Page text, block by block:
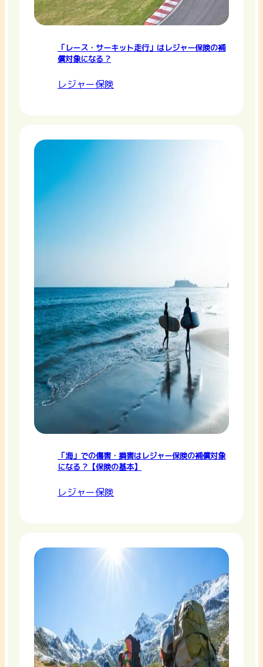
「レース・サーキット走行」はレジャー保険の補
償対象になる？
レジャー保険
「海」での傷害・損害はレジャー保険の補償対象
になる？【保険の基本】
レジャー保険